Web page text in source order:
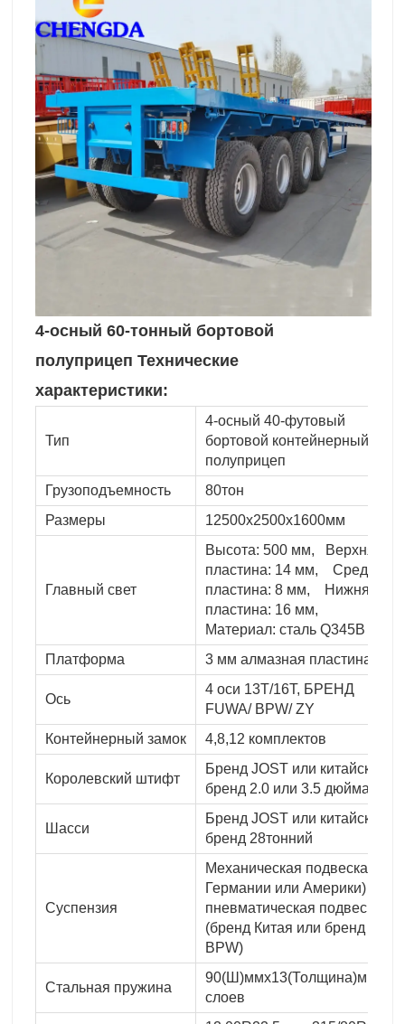
4-осный 60-тонный бортовой
полуприцеп Технические
характеристики:
Тип
4-осный 40-футовый
бортовой контейнерный
полуприцеп
Грузоподъемность
80тон
Размеры
12500x2500x1600мм
Главный свет
Высота: 500 мм, Верхняя
пластина: 14 мм, Средняя
пластина: 8 мм, Нижняя
пластина: 16 мм,
Материал: сталь Q345B
Платформа
3 мм алмазная пластина
Ось
4 оси 13T/16T, БРЕНД
FUWA/ BPW/ ZY
Контейнерный замок
4,8,12 комплектов
Королевский штифт
Бренд JOST или китайский
бренд 2.0 или 3.5 дюйма
Шасси
Бренд JOST или китайский
бренд 28тонний
Суспензия
Механическая подвеска (тип
Германии или Америки) или
пневматическая подвеска
(бренд Китая или бренд
BPW)
Стальная пружина
90(Ш)ммx13(Толщина)ммx10
слоев